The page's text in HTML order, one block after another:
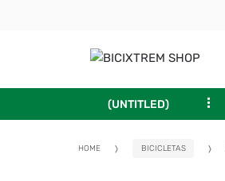
(UNTITLED) ...
HOME BICICLETAS